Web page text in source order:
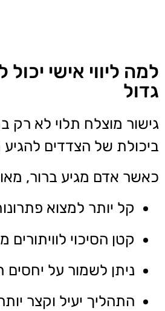
למה ליווי אישי
גדול
גישור מוצלח תלוי לא
ביכולת של הצדדים להגיע
כאשר אדם מגיע ברור,
קל יותר למצוא
קטן הסיכוי
ניתן לשמור על יחסים
התהליך יעיל וקצר